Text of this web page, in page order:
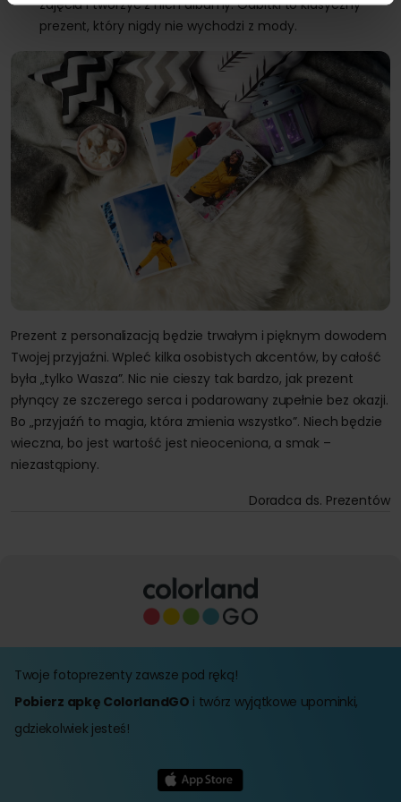
zdjęcia i tworzyć z nich albumy. Odbitki to klasyczny
prezent, który nigdy nie wychodzi z mody.
Prezent z personalizacją będzie trwałym i pięknym dowodem
Twojej przyjaźni. Wpleć kilka osobistych akcentów, by całość
była „tylko Wasza”. Nic nie cieszy tak bardzo, jak prezent
płynący ze szczerego serca i podarowany zupełnie bez okazji.
Bo „przyjaźń to magia, która zmienia wszystko”. Niech będzie
wieczna, bo jest wartość jest nieoceniona, a smak –
niezastąpiony.
Doradca ds. Prezentów
Twoje fotoprezenty zawsze pod ręką!
Pobierz apkę ColorlandGO i twórz wyjątkowe upominki,
gdziekolwiek jesteś!